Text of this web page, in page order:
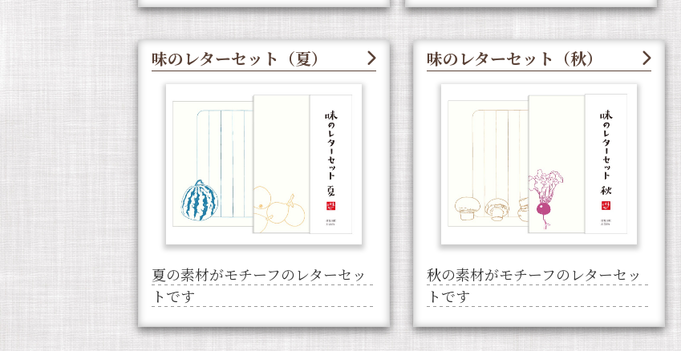
味のレターセット（夏）
夏の素材がモチーフのレターセッ
トです
味のレターセット（秋）
秋の素材がモチーフのレターセッ
トです